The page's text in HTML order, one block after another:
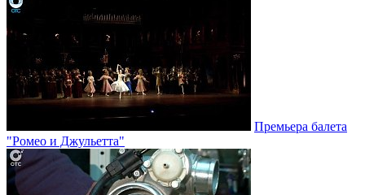
Премьера балета
"Ромео и Джульетта"